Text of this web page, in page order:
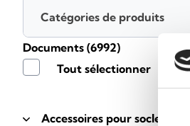
Accessoires pour socles EB00
Documents (6992)
Tout sélectionner
Catégories de produits